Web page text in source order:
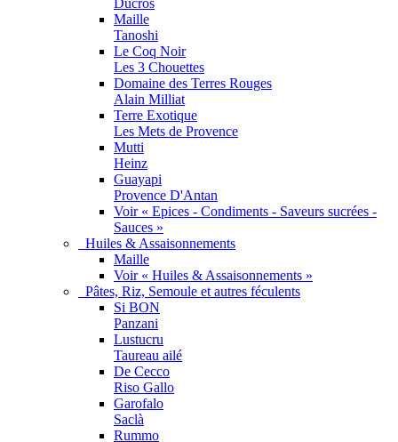
Ducros
Maille
Tanoshi
Le Coq Noir
Les 3 Chouettes
Domaine des Terres Rouges
Alain Milliat
Terre Exotique
Les Mets de Provence
Mutti
Heinz
Guayapi
Provence D'Antan
Voir « Epices - Condiments - Saveurs sucrées -
Sauces »
Huiles & Assaisonnements
Maille
Voir « Huiles & Assaisonnements »
Pâtes, Riz, Semoule et autres féculents
Si BON
Panzani
Lustucru
Taureau ailé
De Cecco
Riso Gallo
Garofalo
Saclà
Rummo